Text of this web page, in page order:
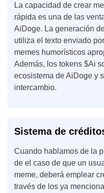
La capacidad de crear
rápida es una de las
AiDoge. La generación
utiliza el texto enviado
memes humorísticos
Además, los tokens $Ai
ecosistema de AiDoge y
intercambio.
Sistema de
Cuando hablamos de la
de el caso de que un
meme, deberá emplear
través de los ya